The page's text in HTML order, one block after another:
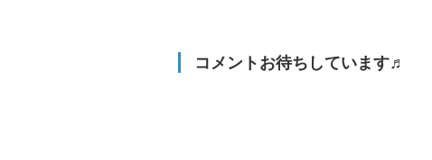
コメントお待ちしています♬